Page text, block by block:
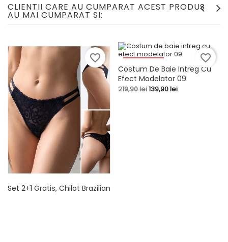
CLIENTII CARE AU CUMPARAT ACEST PRODUS
AU MAI CUMPARAT SI:
Set 2+1 Gratis, Chilot Brazilian
favorite_border
Costum De Baie Intreg Cu
Efect Modelator 09
Pret
219,90 leiPret
139,90 lei
-80,00 LEI
favorite_border